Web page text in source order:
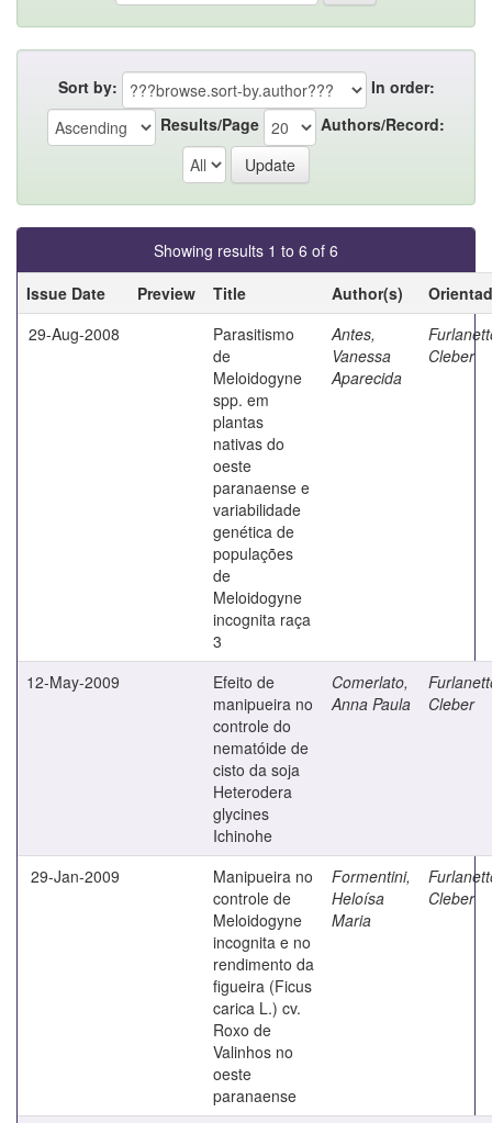
Sort by:
In order:
Results/Page
Authors/Record:
Showing results 1 to 6 of 6
Issue Date
Preview Title Author(s)
29-Aug-2008
Parasitismo
de
Meloidogyne
spp. em
plantas
nativas do
oeste
paranaense e
variabilidade
genética de
populações
de
Meloidogyne
incognita raça
3
Antes,
Vanessa
Aparecida
Cleber
12-May-2009
Efeito de
manipueira no
controle do
nematóide de
cisto da soja
Heterodera
glycines
Ichinohe
Comerlato,
Anna Paula
Cleber
29-Jan-2009
Manipueira no
controle de
Meloidogyne
incognita e no
rendimento da
figueira (Ficus
carica L.) cv.
Roxo de
Valinhos no
oeste
paranaense
Formentini,
Heloísa
Maria
Cleber